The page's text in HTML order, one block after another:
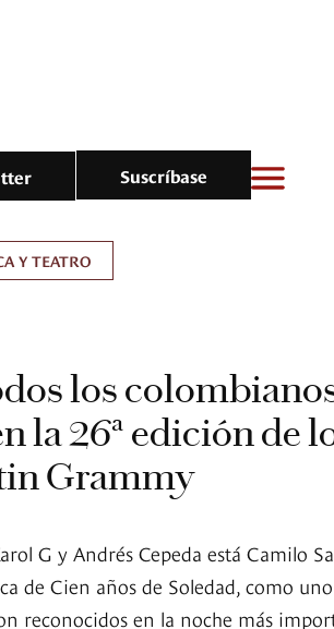
Suscríbase
Y TEATRO
los
la 26ª edición de
Grammy
G y Andrés Cepeda está Camilo
de Cien años de Soledad, como
reconocidos en la noche más